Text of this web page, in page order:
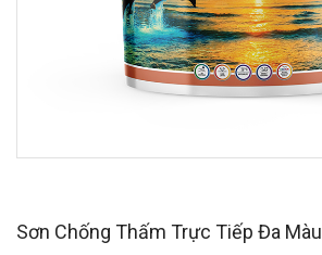
Sơn Chống Thấm Trực Tiếp Đa Màu